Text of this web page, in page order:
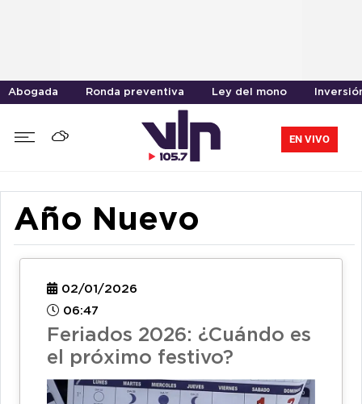
Abogada Ronda preventiva Ley del mono
EN VIVO
Año Nuevo
02/01/2026
06:47
Feriados 2026: ¿Cuándo es
el próximo festivo?